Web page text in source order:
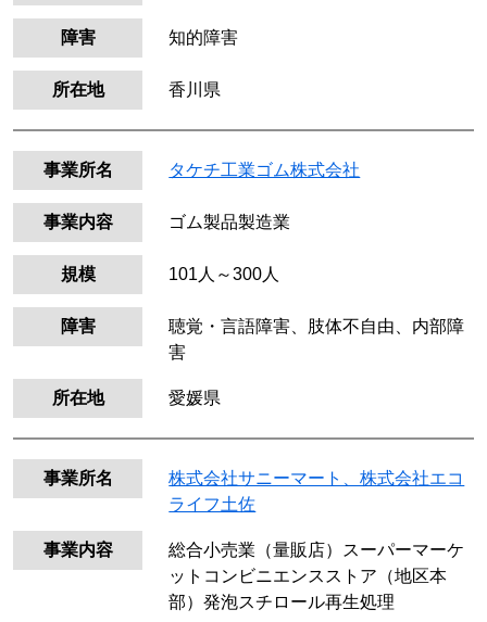
障害 知的障害
所在地 香川県
事業所名 タケチ工業ゴム株式会社
事業内容 ゴム製品製造業
規模 101人～300人
障害
聴覚・言語障害、肢体不自由、内部障
害
所在地 愛媛県
事業所名
株式会社サニーマート、株式会社エコ
ライフ土佐
事業内容
総合小売業（量販店）スーパーマーケ
ットコンビニエンスストア（地区本
部）発泡スチロール再生処理